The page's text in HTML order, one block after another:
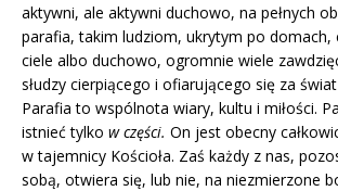
aktywni, ale aktywni duchowo, na peł­nych
parafia, takim ludziom, ukrytym po domach,
ciele albo duchowo, ogromnie wiele
słudzy cierpiącego i ofiarującego się za świat
Parafia to wspólnota wia­ry, kultu i miłości.
istnieć tylko w części. On jest obecny
w tajemnicy Kościoła. Zaś każdy z nas,
sobą, otwiera się, lub nie, na niezmierzone